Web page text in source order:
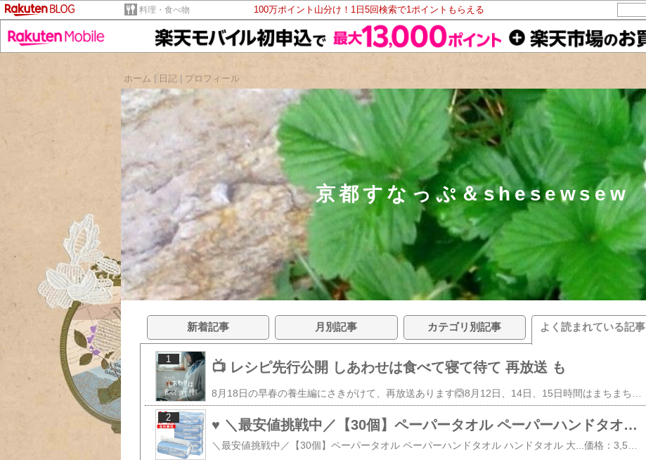
料理・食べ物 100万ポイント山分け！1日5回検索で1ポイントもらえる
ホーム
日記 プロフィール
京都すなっぷ＆shesewsew
新着記事 月別記事 カテゴリ別記事 よく読まれている記事
1
📺️ レシピ先行公開 しあわせは食べて寝て待て 再放送 も
2 ♥️ ＼最安値挑戦中／【30個】ペーパータオル ペーパーハンドタオル ハンドタオル 大容量 再生 中判 200枚シングル 5個入り×6袋セット 送料無料